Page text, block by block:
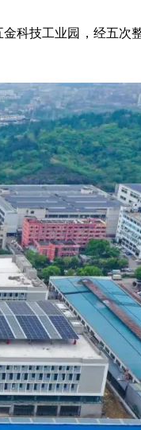
科技工业园， 经五次